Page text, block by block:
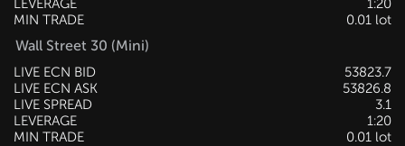
LEVERAGE
1:20
MIN TRADE
0.01 lot
Wall Street 30 (Mini)
LIVE ECN BID
53824.7
LIVE ECN ASK
53827.8
LIVE SPREAD
3.1
LEVERAGE
1:20
MIN TRADE
0.01 lot